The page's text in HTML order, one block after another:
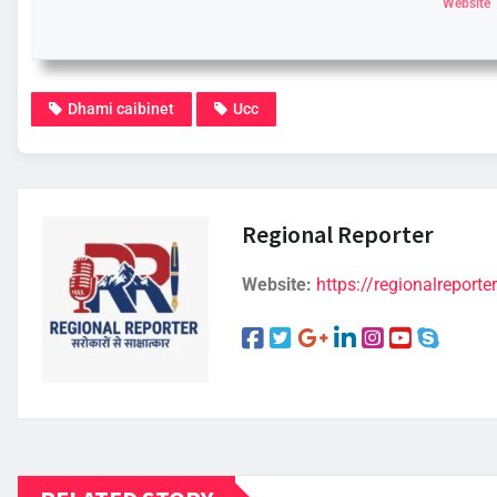
Website
Dhami caibinet Ucc
Regional Reporter
Website: https://